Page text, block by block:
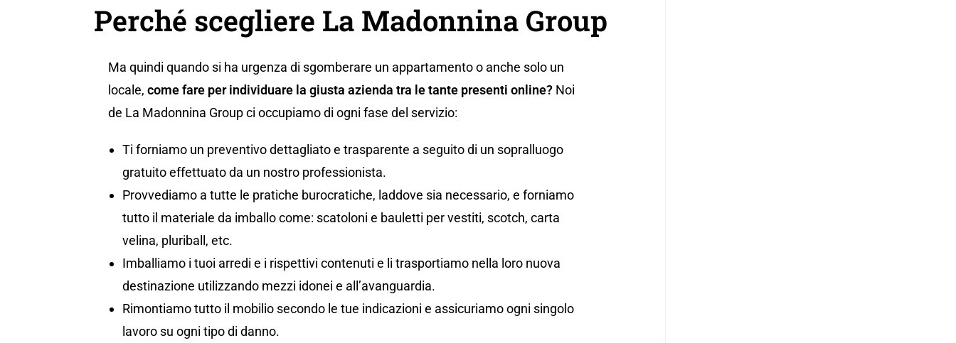
Perché scegliere La Madonnina Group
Ma quindi quando si ha urgenza di sgomberare un appartamento o anche solo un
locale, come fare per individuare la giusta azienda tra le tante presenti online? Noi
de La Madonnina Group ci occupiamo di ogni fase del servizio:
Ti forniamo un preventivo dettagliato e trasparente a seguito di un sopralluogo
gratuito effettuato da un nostro professionista.
Provvediamo a tutte le pratiche burocratiche, laddove sia necessario, e forniamo
tutto il materiale da imballo come: scatoloni e bauletti per vestiti, scotch, carta
velina, pluriball, etc.
Imballiamo i tuoi arredi e i rispettivi contenuti e li trasportiamo nella loro nuova
destinazione utilizzando mezzi idonei e all’avanguardia.
Rimontiamo tutto il mobilio secondo le tue indicazioni e assicuriamo ogni singolo
lavoro su ogni tipo di danno.